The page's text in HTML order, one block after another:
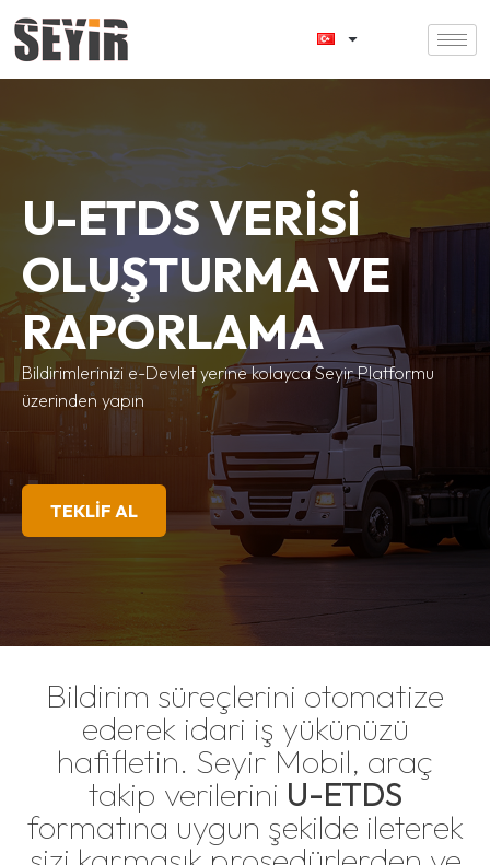
U-ETDS VERİSİ
OLUŞTURMA VE
RAPORLAMA
Bildirimlerinizi e-Devlet yerine kolayca Seyir Platformu
üzerinden yapın
TEKLİF AL
Bildirim süreçlerini otomatize
ederek idari iş yükünüzü
hafifletin. Seyir Mobil, araç
takip verilerini U-ETDS
formatına uygun şekilde ileterek